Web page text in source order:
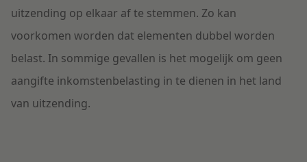
uitzending op elkaar af te stemmen. Zo kan
voorkomen worden dat elementen dubbel worden
belast. In sommige gevallen is het mogelijk om geen
aangifte inkomstenbelasting in te dienen in het land
van uitzending.